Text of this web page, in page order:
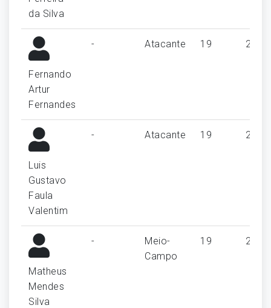
da Silva
Fernando
Artur
Fernandes
- Atacante 19 2
Luis
Gustavo
Faula
Valentim
- Atacante 19 2
Matheus
Mendes
Silva
-
Meio-
Campo
19 2